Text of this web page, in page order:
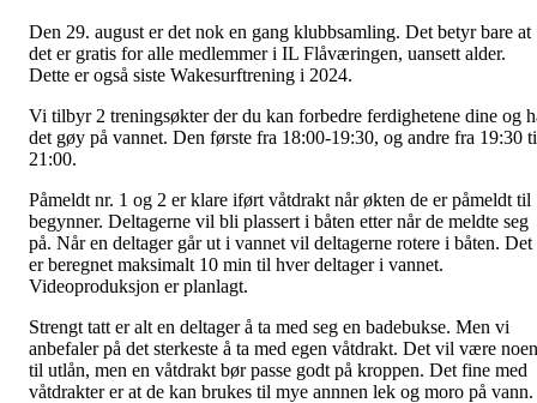
Den 29. august er det nok en gang klubbsamling. Det betyr bare at
det er gratis for alle medlemmer i IL Flåværingen, uansett alder.
Dette er også siste Wakesurftrening i 2024.
Vi tilbyr 2 treningsøkter der du kan forbedre ferdighetene dine og
det gøy på vannet. Den første fra 18:00-19:30, og andre fra 19:30
21:00.
Påmeldt nr. 1 og 2 er klare iført våtdrakt når økten de er påmeldt til
begynner. Deltagerne vil bli plassert i båten etter når de meldte seg
på. Når en deltager går ut i vannet vil deltagerne rotere i båten. Det
er beregnet maksimalt 10 min til hver deltager i vannet.
Videoproduksjon er planlagt.
Strengt tatt er alt en deltager å ta med seg en badebukse. Men vi
anbefaler på det sterkeste å ta med egen våtdrakt. Det vil være noen
til utlån, men en våtdrakt bør passe godt på kroppen. Det fine med
våtdrakter er at de kan brukes til mye annnen lek og moro på vann.